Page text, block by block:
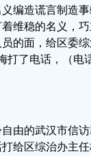
编造谎言制造
维稳的名义，
的面，给区委
打了电话，（电
由的武汉市信
给区综治办主任